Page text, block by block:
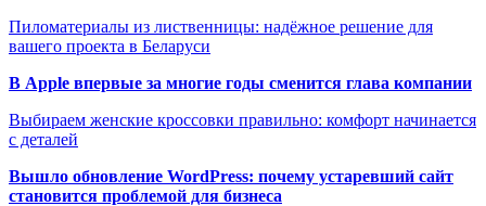
Пиломатериалы из лиственницы: надёжное решение для
вашего проекта в Беларуси
В Apple впервые за многие годы сменится глава компании
Выбираем женские кроссовки правильно: комфорт начинается
с деталей
Вышло обновление WordPress: почему устаревший сайт
становится проблемой для бизнеса